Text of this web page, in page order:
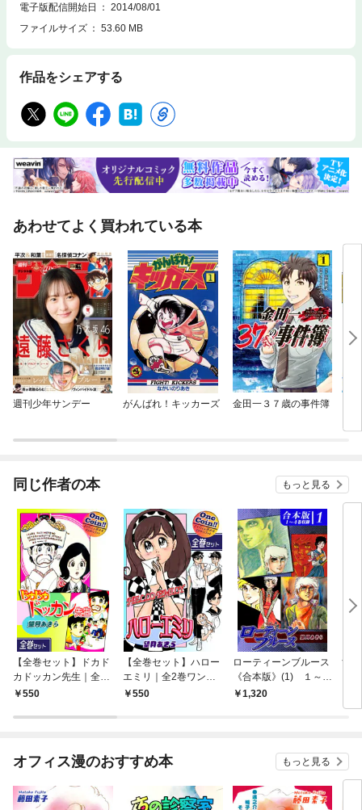
まくいくかどうか！？ 学園スーパー教師コメディ、笑い渦巻く第４巻
（全17巻）！！
電子版配信開始日
2014/08/01
ファイルサイズ
53.60 MB
作品をシェアする
あわせてよく買われている本
週刊少年サンデー がんばれ！キッカーズ 金田一３７歳の事件簿
同じ作者の本 もっと見る
【全巻セット】ドカド
カドッカン先生｜全2
巻ワンコイン！！
550
【全巻セット】ハロー
エミリ｜全2巻ワンコ
イン！！
550
ローティーンブルース
《合本版》(1) １～４
巻収録
1,320
す
オフィス漫のおすすめ本 もっと見る